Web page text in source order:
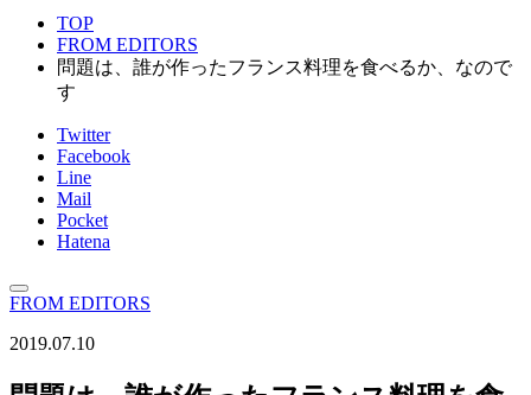
TOP
FROM EDITORS
問題は、誰が作ったフランス料理を食べるか、なので
す
Twitter
Facebook
Line
Mail
Pocket
Hatena
FROM EDITORS
2019.07.10